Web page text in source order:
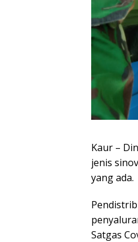
Kaur –
jenis
yang ada.
Satgas